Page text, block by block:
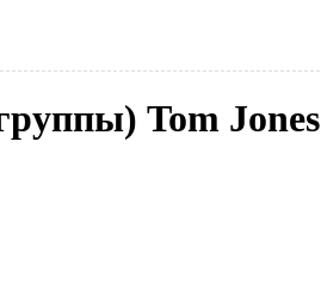
Tom Jones